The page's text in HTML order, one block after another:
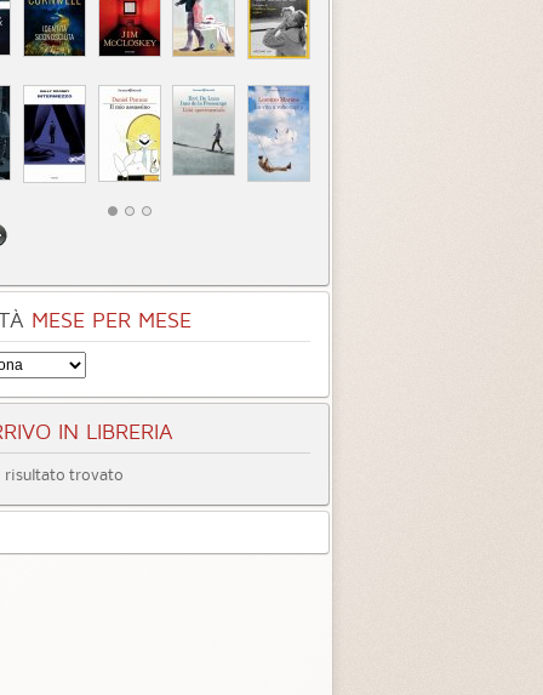
MESE PER MESE
IN LIBRERIA
risultato trovato